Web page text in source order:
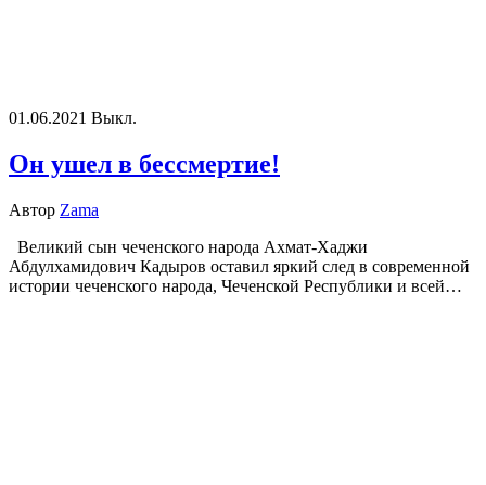
01.06.2021 Выкл.
Он ушел в бессмертие!
Автор Zama
Великий сын чеченского народа Ахмат-Хаджи
Абдулхамидович Кадыров оставил яркий след в современной
истории чеченского народа, Чеченской Республики и всей…